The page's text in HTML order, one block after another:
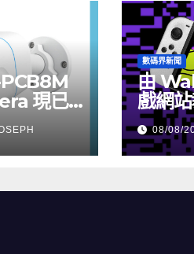
現已
數碼界新聞
由
戲網
08/08/